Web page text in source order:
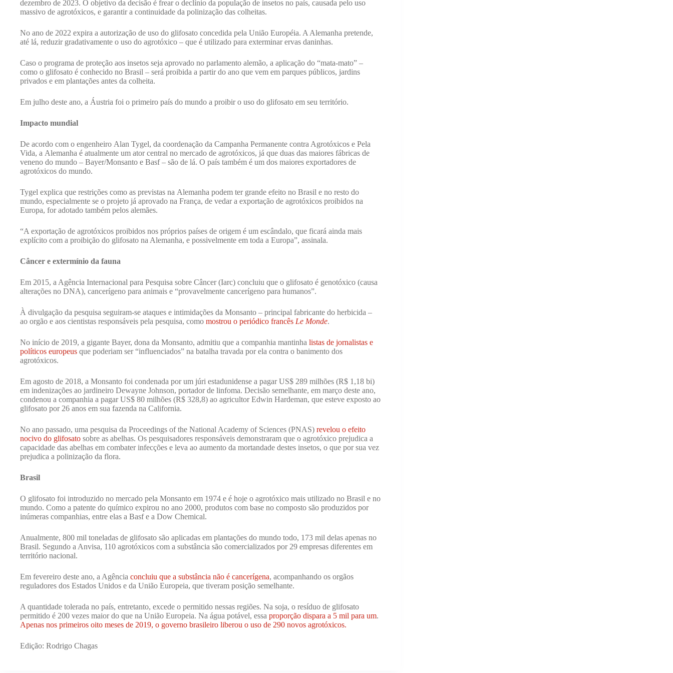
dezembro de 2023. O objetivo da decisão é frear o declínio da população de insetos no país, causada pelo uso
massivo de agrotóxicos, e garantir a continuidade da polinização das colheitas.
No ano de 2022 expira a autorização de uso do glifosato concedida pela União Européia. A Alemanha pretende,
até lá, reduzir gradativamente o uso do agrotóxico – que é utilizado para exterminar ervas daninhas.
Caso o programa de proteção aos insetos seja aprovado no parlamento alemão, a aplicação do “mata-mato” –
como o glifosato é conhecido no Brasil – será proibida a partir do ano que vem em parques públicos, jardins
privados e em plantações antes da colheita.
Em julho deste ano, a Áustria foi o primeiro país do mundo a proibir o uso do glifosato em seu território.
Impacto mundial
De acordo com o engenheiro Alan Tygel, da coordenação da Campanha Permanente contra Agrotóxicos e Pela
Vida, a Alemanha é atualmente um ator central no mercado de agrotóxicos, já que duas das maiores fábricas de
veneno do mundo – Bayer/Monsanto e Basf – são de lá. O país também é um dos maiores exportadores de
agrotóxicos do mundo.
Tygel explica que restrições como as previstas na Alemanha podem ter grande efeito no Brasil e no resto do
mundo, especialmente se o projeto já aprovado na França, de vedar a exportação de agrotóxicos proibidos na
Europa, for adotado também pelos alemães.
“A exportação de agrotóxicos proibidos nos próprios países de origem é um escândalo, que ficará ainda mais
explícito com a proibição do glifosato na Alemanha, e possivelmente em toda a Europa”, assinala.
Câncer e extermínio da fauna
Em 2015, a Agência Internacional para Pesquisa sobre Câncer (Iarc) concluiu que o glifosato é genotóxico (causa
alterações no DNA), cancerígeno para animais e “provavelmente cancerígeno para humanos”.
À divulgação da pesquisa seguiram-se ataques e intimidações da Monsanto – principal fabricante do herbicida –
ao orgão e aos cientistas responsáveis pela pesquisa, como mostrou o periódico francês Le Monde.
No início de 2019, a gigante Bayer, dona da Monsanto, admitiu que a companhia mantinha listas de jornalistas e
políticos europeus que poderiam ser “influenciados” na batalha travada por ela contra o banimento dos
agrotóxicos.
Em agosto de 2018, a Monsanto foi condenada por um júri estadunidense a pagar US$ 289 milhões (R$ 1,18 bi)
em indenizações ao jardineiro Dewayne Johnson, portador de linfoma. Decisão semelhante, em março deste ano,
condenou a companhia a pagar US$ 80 milhões (R$ 328,8) ao agricultor Edwin Hardeman, que esteve exposto ao
glifosato por 26 anos em sua fazenda na California.
No ano passado, uma pesquisa da Proceedings of the National Academy of Sciences (PNAS) revelou o efeito
nocivo do glifosato sobre as abelhas. Os pesquisadores responsáveis demonstraram que o agrotóxico prejudica a
capacidade das abelhas em combater infecções e leva ao aumento da mortandade destes insetos, o que por sua vez
prejudica a polinização da flora.
Brasil
O glifosato foi introduzido no mercado pela Monsanto em 1974 e é hoje o agrotóxico mais utilizado no Brasil e no
mundo. Como a patente do químico expirou no ano 2000, produtos com base no composto são produzidos por
inúmeras companhias, entre elas a Basf e a Dow Chemical.
Anualmente, 800 mil toneladas de glifosato são aplicadas em plantações do mundo todo, 173 mil delas apenas no
Brasil. Segundo a Anvisa, 110 agrotóxicos com a substância são comercializados por 29 empresas diferentes em
território nacional.
Em fevereiro deste ano, a Agência concluiu que a substância não é cancerígena, acompanhando os orgãos
reguladores dos Estados Unidos e da União Europeia, que tiveram posição semelhante.
A quantidade tolerada no país, entretanto, excede o permitido nessas regiões. Na soja, o resíduo de glifosato
permitido é 200 vezes maior do que na União Europeia. Na água potável, essa proporção dispara a 5 mil para um.
Apenas nos primeiros oito meses de 2019, o governo brasileiro liberou o uso de 290 novos agrotóxicos.
Edição: Rodrigo Chagas